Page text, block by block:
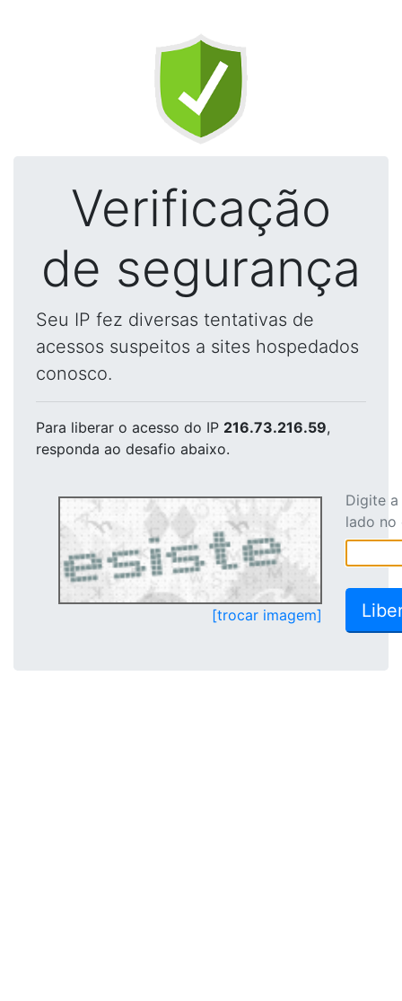
Verificação
de segurança
Seu IP fez diversas tentativas de
acessos suspeitos a sites hospedados
conosco.
Para liberar o acesso do IP 216.73.216.59,
responda ao desafio abaixo.
[trocar imagem]
Digite
lado no